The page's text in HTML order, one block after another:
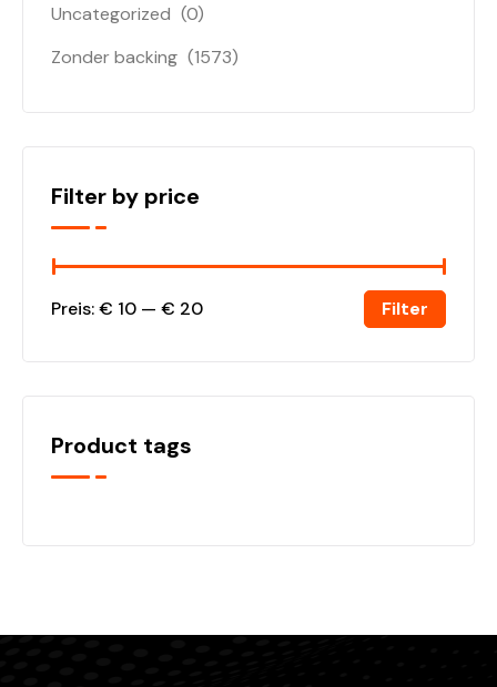
Uncategorized (0)
Zonder backing (1573)
Filter by price
Filter
Preis:€ 10 — € 20
Product tags